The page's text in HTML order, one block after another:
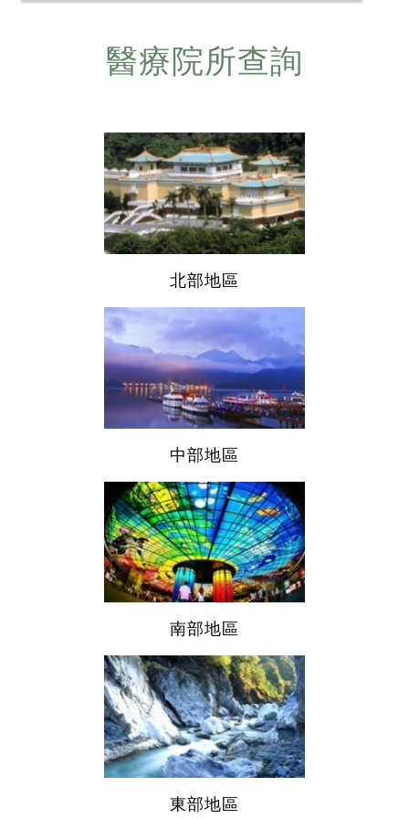
醫療院所查詢
北部地區
中部地區
南部地區
東部地區